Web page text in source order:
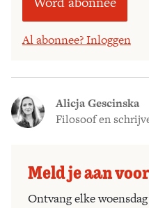
Al abonnee? Inloggen
Alicja Gescinska
Filosoof en
Meld je aan
Ontvang elke